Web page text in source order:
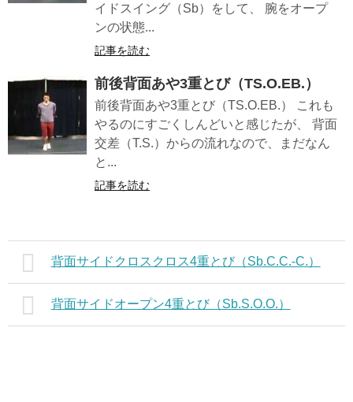
イドスイング（Sb）をして、 腕をオープ
ンの状態...
記事を読む
前後背面あや3重とび（TS.O.EB.）
前後背面あや3重とび（TS.O.EB.） これも
やるのにすごくしんどいと感じたが、 背面
交差（T.S.）からの流れなので、まだなん
と...
記事を読む
背面サイドクロスクロス4重とび（Sb.C.C.-C.）
背面サイドオープン4重とび（Sb.S.O.O.）